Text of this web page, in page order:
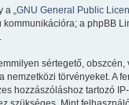
a „GNU General Public
a phpBB
sértegető,
nemzetközi törvényeket. A
hozzászóláshoz tartozó